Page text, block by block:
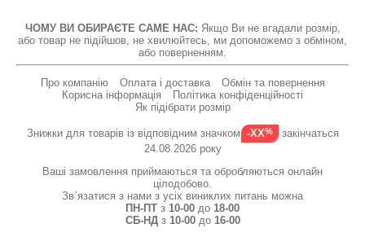
ЧОМУ ВИ ОБИРАЄТЕ САМЕ НАС: Якщо Ви не вгадали розмір,
або товар не підійшов, не хвилюйтесь, ми допоможемо з обміном,
або поверненням.
Про компанію Оплата і доставка
Обмін та повернення
Корисна інформація
Політика конфіденційності
Як підібрати розмір
Знижки для товарів із відповідним значком -XX
закінчаться
24.08.2026 року
Ваші замовлення приймаються та обробляються онлайн
цілодобово.
Зв`язатися з нами з усіх виниклих питань можна
ПН-ПТ з 10-00 до 18-00
СБ-НДз 10-00до 16-00